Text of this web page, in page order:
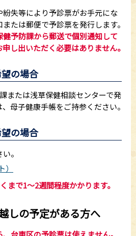
失等により予診票がお手元にな
たは郵便で予診票を発行します。
予防課から郵送で個別通知して
し出いただく必要はありません。
の場合
または浅草保健相談センターで発
母子健康手帳をご持参ください。
の場合
。
まで1～2週間程度かかります。
しの予定がある方へ